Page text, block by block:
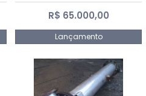
R$ 65.000,00
Lançamento